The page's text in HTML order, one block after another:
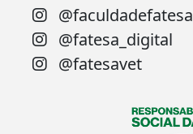
@faculdadefatesa
@fatesa_digital
@fatesavet